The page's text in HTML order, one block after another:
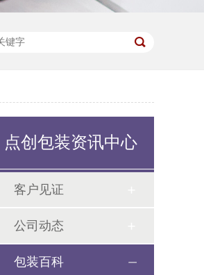
点创包装资讯中心
客户见证
公司动态
包装百科